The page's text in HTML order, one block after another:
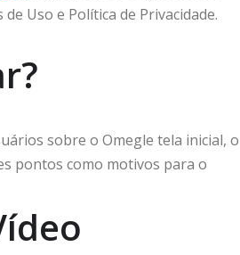
Uso e Política de Privacidade.
sobre o Omegle tela inicial, o
pontos como motivos para o